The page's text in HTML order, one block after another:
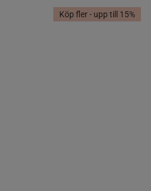
Köp fler - upp till 15%